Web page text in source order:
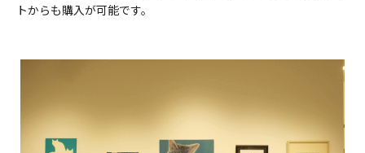
トからも購入が可能です。